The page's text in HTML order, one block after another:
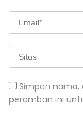
Simpan nama,
peramban ini